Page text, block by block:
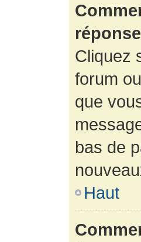
Cliquez
forum
que
bas de
Haut